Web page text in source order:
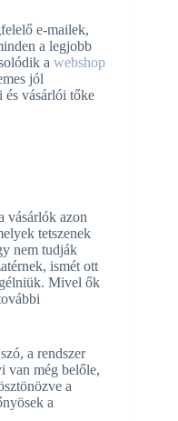
e-mailek,
a legjobb
a webshop
jól
és vásárlói tőke
vásárlók azon
tetszenek
nem tudják
ismét ott
Mivel ők
a rendszer
van még belőle,
a
a